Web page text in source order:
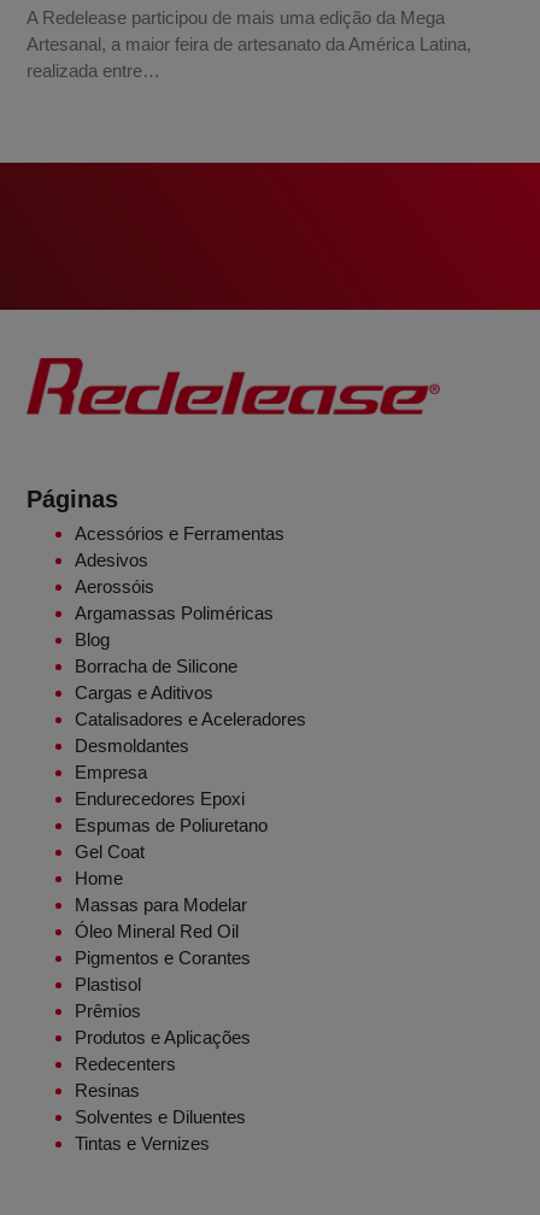
A Redelease participou de mais uma edição da Mega
Artesanal, a maior feira de artesanato da América Latina,
realizada entre…
Páginas
Acessórios e Ferramentas
Adesivos
Aerossóis
Argamassas Poliméricas
Blog
Borracha de Silicone
Cargas e Aditivos
Catalisadores e Aceleradores
Desmoldantes
Empresa
Endurecedores Epoxi
Espumas de Poliuretano
Gel Coat
Home
Massas para Modelar
Óleo Mineral Red Oil
Pigmentos e Corantes
Plastisol
Prêmios
Produtos e Aplicações
Redecenters
Resinas
Solventes e Diluentes
Tintas e Vernizes